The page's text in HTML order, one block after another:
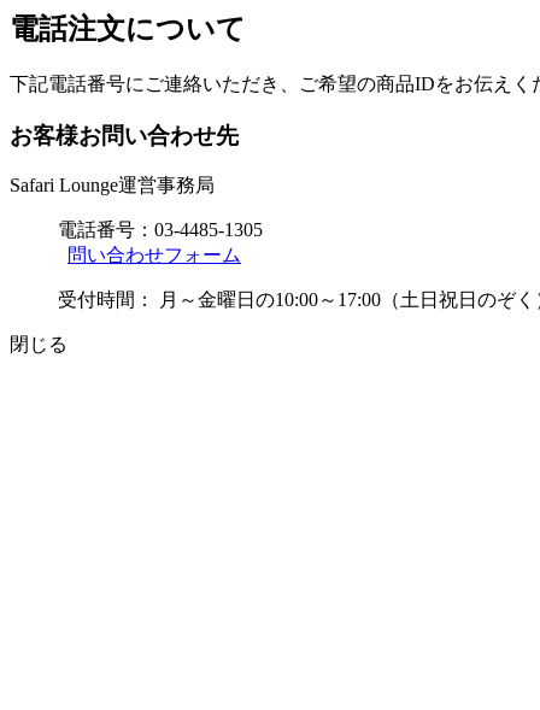
電話注文について
下記電話番号にご連絡いただき、ご希望の商品IDをお伝えく
お客様お問い合わせ先
Safari Lounge運営事務局
電話番号： 03-4485-1305
問い合わせフォーム
受付時間： 月～金曜日の10:00～17:00（土日祝日のぞく
閉じる